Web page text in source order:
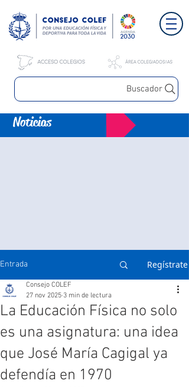
Buscador
Noticias
Entrada Regístrate
La Educación Física no solo
es una asignatura: una idea
que José María Cagigal ya
defendía en 1970
Consejo COLEF
27 nov 2025 3 min de lectura